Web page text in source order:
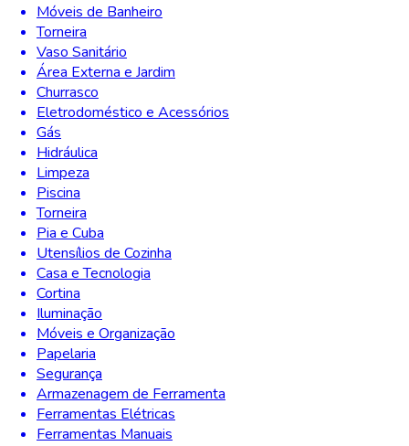
Móveis de Banheiro
Torneira
Vaso Sanitário
Área Externa e Jardim
Churrasco
Eletrodoméstico e Acessórios
Gás
Hidráulica
Limpeza
Piscina
Torneira
Pia e Cuba
Utensílios de Cozinha
Casa e Tecnologia
Cortina
Iluminação
Móveis e Organização
Papelaria
Segurança
Armazenagem de Ferramenta
Ferramentas Elétricas
Ferramentas Manuais